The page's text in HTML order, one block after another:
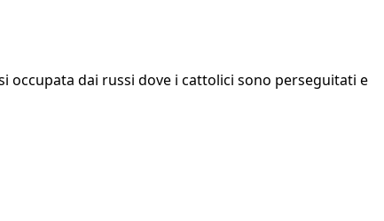
occupata dai russi dove i cattolici sono perseguitati e